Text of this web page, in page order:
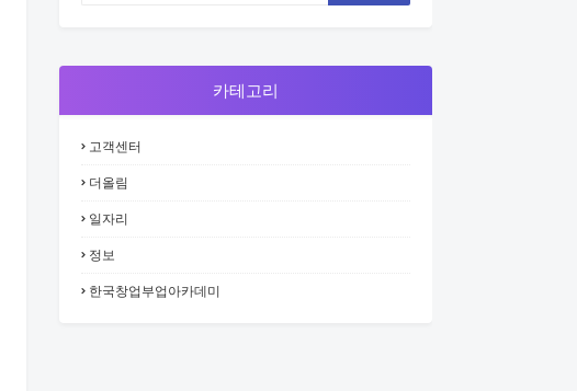
카테고리
고객센터
더올림
일자리
정보
한국창업부업아카데미